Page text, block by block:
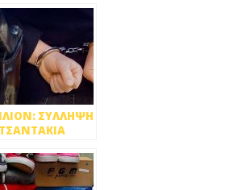
ΙΛΙΟΝ: ΣΥΛΛΗΨΗ
ΤΣΑΝΤΑΚΙΑ